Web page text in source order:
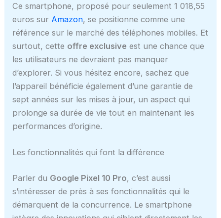
Ce smartphone, proposé pour seulement 1 018,55
euros sur Amazon, se positionne comme une
référence sur le marché des téléphones mobiles. Et
surtout, cette offre exclusive est une chance que
les utilisateurs ne devraient pas manquer
d’explorer. Si vous hésitez encore, sachez que
l’appareil bénéficie également d’une garantie de
sept années sur les mises à jour, un aspect qui
prolonge sa durée de vie tout en maintenant les
performances d’origine.
Les fonctionnalités qui font la différence
Parler du Google Pixel 10 Pro, c’est aussi
s’intéresser de près à ses fonctionnalités qui le
démarquent de la concurrence. Le smartphone